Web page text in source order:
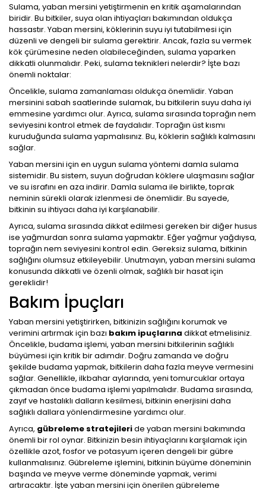
Sulama, yaban mersini yetiştirmenin en kritik aşamalarından
biridir. Bu bitkiler, suya olan ihtiyaçları bakımından oldukça
hassastır. Yaban mersini, köklerinin suyu iyi tutabilmesi için
düzenli ve dengeli bir sulama gerektirir. Ancak, fazla su vermek
kök çürümesine neden olabileceğinden, sulama yaparken
dikkatli olunmalıdır. Peki, sulama teknikleri nelerdir? İşte bazı
önemli noktalar:
Öncelikle, sulama zamanlaması oldukça önemlidir. Yaban
mersinini sabah saatlerinde sulamak, bu bitkilerin suyu daha iyi
emmesine yardımcı olur. Ayrıca, sulama sırasında toprağın nem
seviyesini kontrol etmek de faydalıdır. Toprağın üst kısmı
kuruduğunda sulama yapmalısınız. Bu, köklerin sağlıklı kalmasını
sağlar.
Yaban mersini için en uygun sulama yöntemi damla sulama
sistemidir. Bu sistem, suyun doğrudan köklere ulaşmasını sağlar
ve su israfını en aza indirir. Damla sulama ile birlikte, toprak
neminin sürekli olarak izlenmesi de önemlidir. Bu sayede,
bitkinin su ihtiyacı daha iyi karşılanabilir.
Ayrıca, sulama sırasında dikkat edilmesi gereken bir diğer husus
ise yağmurdan sonra sulama yapmaktır. Eğer yağmur yağdıysa,
toprağın nem seviyesini kontrol edin. Gereksiz sulama, bitkinin
sağlığını olumsuz etkileyebilir. Unutmayın, yaban mersini sulama
konusunda dikkatli ve özenli olmak, sağlıklı bir hasat için
gereklidir!
Bakım İpuçları
Yaban mersini yetiştirirken, bitkinizin sağlığını korumak ve
verimini artırmak için bazı bakım ipuçlarına dikkat etmelisiniz.
Öncelikle, budama işlemi, yaban mersini bitkilerinin sağlıklı
büyümesi için kritik bir adımdır. Doğru zamanda ve doğru
şekilde budama yapmak, bitkilerin daha fazla meyve vermesini
sağlar. Genellikle, ilkbahar aylarında, yeni tomurcuklar ortaya
çıkmadan önce budama işlemi yapılmalıdır. Budama sırasında,
zayıf ve hastalıklı dalların kesilmesi, bitkinin enerjisini daha
sağlıklı dallara yönlendirmesine yardımcı olur.
Ayrıca, gübreleme stratejileride yaban mersini bakımında
önemli bir rol oynar. Bitkinizin besin ihtiyaçlarını karşılamak için
özellikle azot, fosfor ve potasyum içeren dengeli bir gübre
kullanmalısınız. Gübreleme işlemini, bitkinin büyüme döneminin
başında ve meyve verme döneminde yapmak, verimi
artıracaktır. İşte yaban mersini için önerilen gübreleme